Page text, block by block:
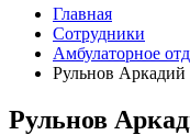
Главная
Сотрудники
Амбулаторное
Рульнов Аркадий
Рульнов